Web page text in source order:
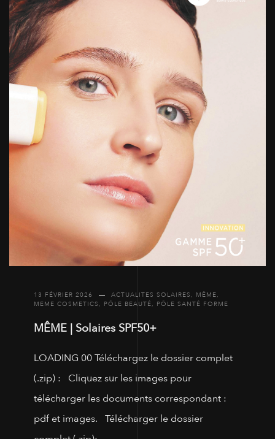
13 FÉVRIER 2026 ACTUALITES SOLAIRES, MÊME,
MEME COSMETICS, PÔLE BEAUTÉ, PÔLE SANTÉ FORME
MÊME | Solaires SPF50+
LOADING 00 Téléchargez le dossier complet
(.zip) : Cliquez sur les images pour
télécharger les documents correspondant :
pdf et images. Télécharger le dossier